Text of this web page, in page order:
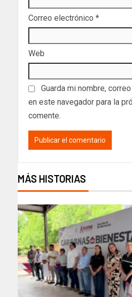
Correo electrónico *
Web
Guarda mi nombre,
en este navegador para la
comente.
MÁS HISTORIAS